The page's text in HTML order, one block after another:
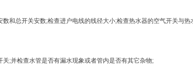
和总开关安数;检查进户电线的线径大小;检查热水器的空气开关与热
;并检查水管是否有漏水现象或者管内是否有其它杂物;